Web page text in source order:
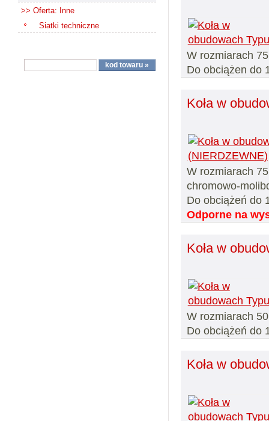
>> Oferta: Inne
Siatki techniczne
W rozmiarach
Do obciążen do
Koła w
W rozmiarach
chromowo-
Do obciążeń do
Odporne na
Koła w
W rozmiarach
Do obciążeń do
Koła w